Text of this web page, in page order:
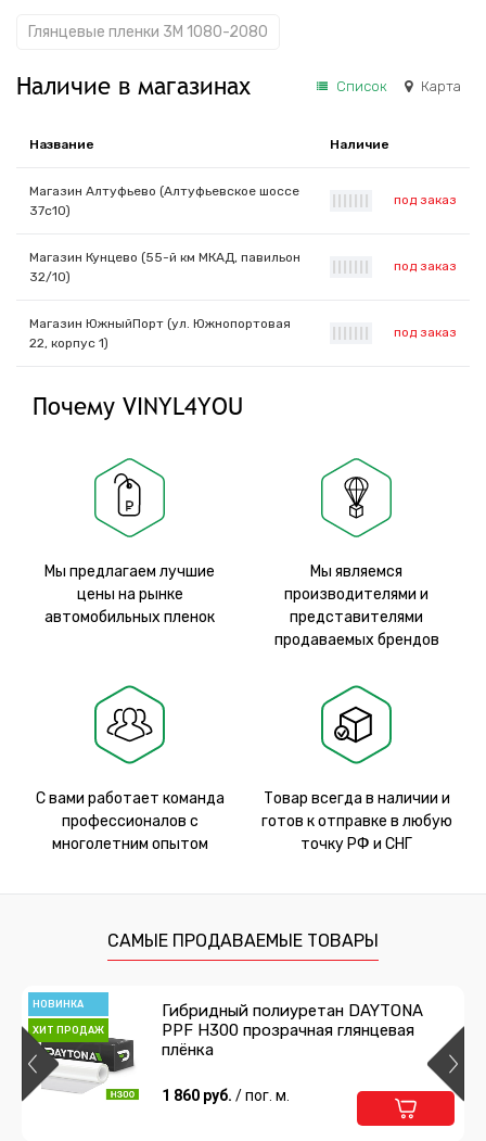
Глянцевые пленки 3M 1080-2080
Наличие в магазинах Список Карта
Название Наличие
Магазин Алтуфьево (Алтуфьевское шоссе
37с10)
под заказ
Магазин Кунцево (55-й км МКАД, павильон
32/10)
под заказ
Магазин ЮжныйПорт (ул. Южнопортовая
22, корпус 1)
под заказ
Почему VINYL4YOU
Мы предлагаем лучшие
цены на рынке
автомобильных пленок
Мы являемся
производителями и
представителями
продаваемых брендов
С вами работает команда
профессионалов с
многолетним опытом
Товар всегда в наличии и
готов к отправке в любую
точку РФ и СНГ
САМЫЕ ПРОДАВАЕМЫЕ ТОВАРЫ
НОВИНКА
ХИТ ПРОДАЖ
Гибридный полиуретан DAYTONA
PPF H300 прозрачная глянцевая
плёнка
1 860 руб. / пог. м.